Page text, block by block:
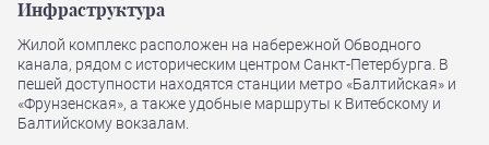
Инфраструктура
Жилой комплекс расположен на набережной Обводного
канала, рядом с историческим центром Санкт-Петербурга. В
пешей доступности находятся станции метро «Балтийская» и
«Фрунзенская», а также удобные маршруты к Витебскому и
Балтийскому вокзалам.